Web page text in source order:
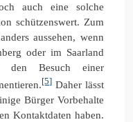
auch eine solche
schützenswert. Zum
aussehen, wenn
oder im Saarland
den Besuch einer
[5] Daher lässt
Bürger Vorbehalte
Kontaktdaten haben.